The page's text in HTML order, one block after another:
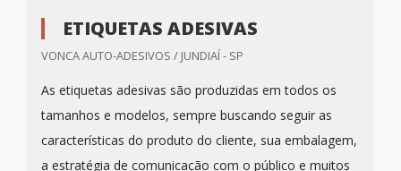
ETIQUETAS ADESIVAS
VONCA AUTO-ADESIVOS / JUNDIAÍ - SP
As etiquetas adesivas são produzidas em todos os
tamanhos e modelos, sempre buscando seguir as
características do produto do cliente, sua embalagem,
a estratégia de comunicação com o público e muitos